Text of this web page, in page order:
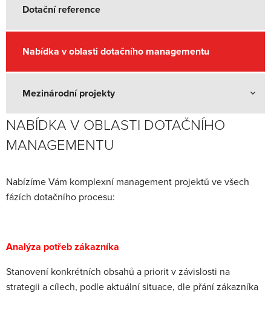
Dotační reference
Nabídka v oblasti dotačního managementu
Mezinárodní projekty
NABÍDKA V OBLASTI DOTAČNÍHO
MANAGEMENTU
Nabízíme Vám komplexní management projektů ve všech
fázích dotačního procesu:
Analýza potřeb zákazníka
Stanovení konkrétních obsahů a priorit v závislosti na
strategii a cílech, podle aktuální situace, dle přání zákazníka